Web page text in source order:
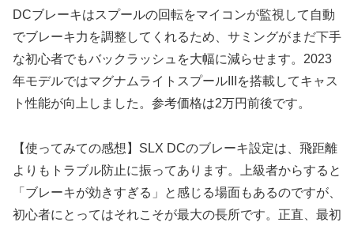
DCブレーキはスプールの回転をマイコンが監視して自動
でブレーキ力を調整してくれるため、サミングがまだ下手
な初心者でもバックラッシュを大幅に減らせます。2023
年モデルではマグナムライトスプールIIIを搭載してキャス
ト性能が向上しました。参考価格は2万円前後です。
【使ってみての感想】SLX DCのブレーキ設定は、飛距離
よりもトラブル防止に振ってあります。上級者からすると
「ブレーキが効きすぎる」と感じる場面もあるのですが、
初心者にとってはそれこそが最大の長所です。正直、最初